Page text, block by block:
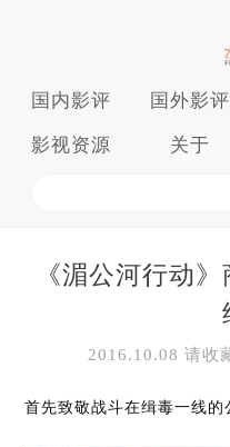
国内影评 国外影评
影视资源 关于
《湄公河行动
2016.10.08 请收
首先致敬战斗在缉毒一线的